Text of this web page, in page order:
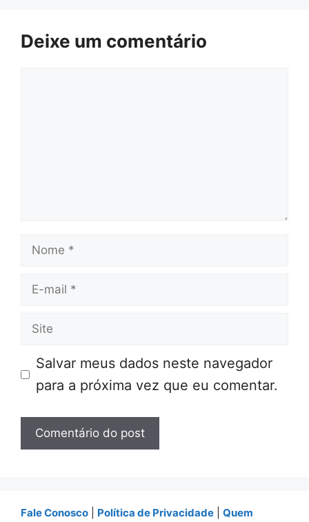
Deixe um comentário
Nome
E-
Site
Salvar meus dados neste navegador
para a próxima vez que eu comentar.
Fale Conosco Política de Privacidade Quem